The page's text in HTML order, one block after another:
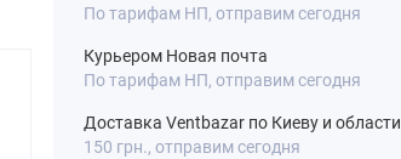
По тарифам НП, отправим сегодня
Курьером Новая почта
По тарифам НП, отправим сегодня
Доставка Ventbazar по Киеву и области
150 грн., отправим сегодня